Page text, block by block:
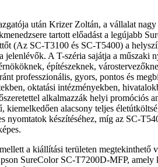
után Krizer Zoltán, a vállalat
tartott előadást a legújabb
(Az SC-T3100 és SC-T5400) a
jelenlévők. A T-széria sajátja a műszaki
építészeknek,
professzionális, gyors, pontos és
oktatási intézményekben,
alkalmazzák helyi promóciós
kiemelkedően alacsony teljes
nyomtatok készítéséhez, míg az SC-
a kiállítási területen megtekinthető
SureColor SC-T7200D-MFP, amely